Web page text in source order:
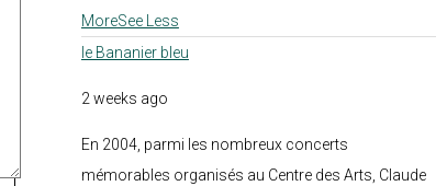
MoreSee Less
le Bananier bleu
2 weeks ago
En 2004, parmi les nombreux concerts
mémorables organisés au Centre des Arts, Claude